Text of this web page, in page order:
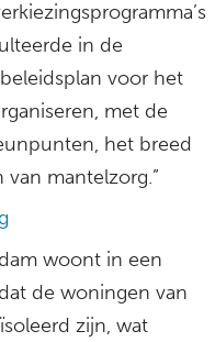
in de
voor het
met de
het breed
van mantelzorg.”
woont in een
de woningen van
zijn, wat